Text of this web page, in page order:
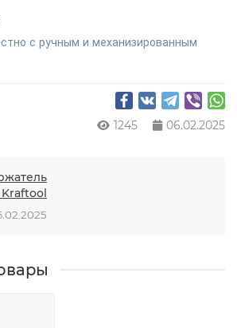
с ручным и механизированным
1245 06.02.2025